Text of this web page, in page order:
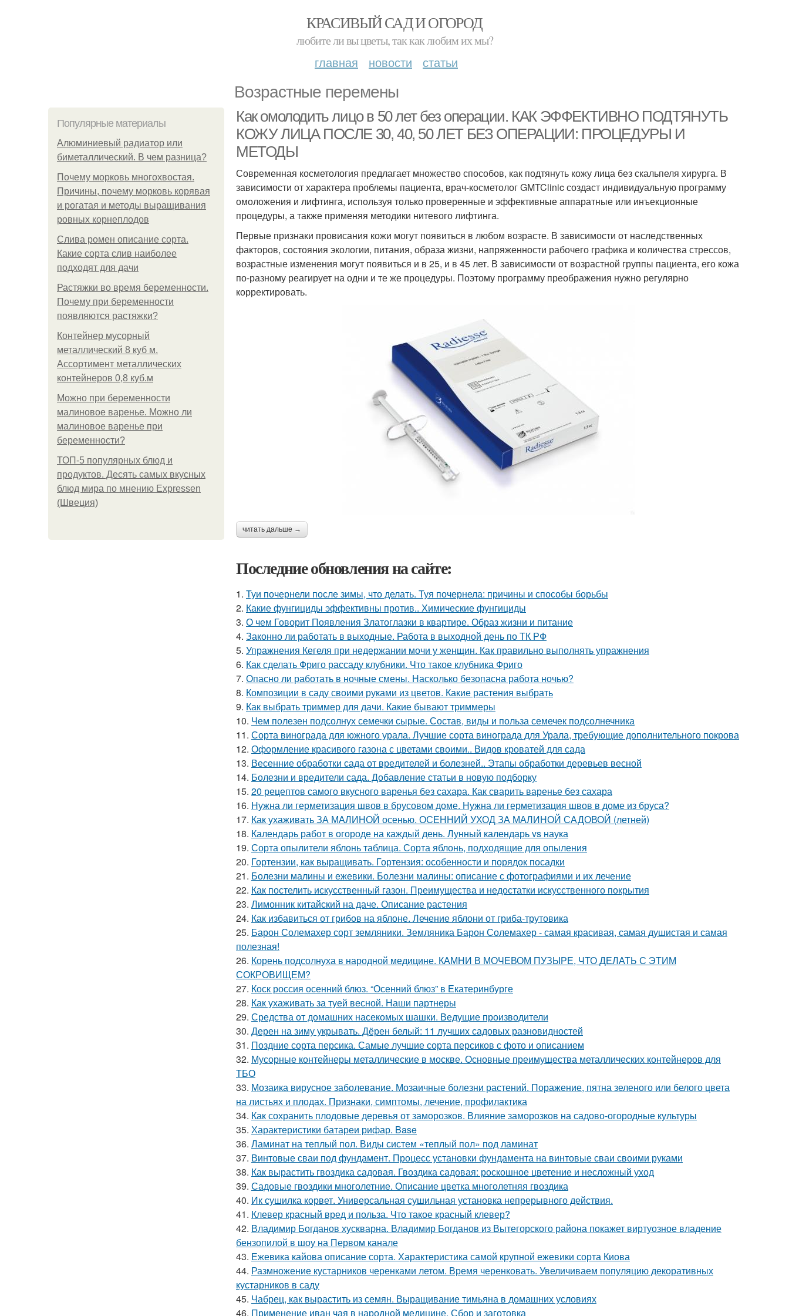
КРАСИВЫЙ САД И ОГОРОД
любите ли вы цветы, так как любим их мы?
главная новости статьи
Возрастные перемены
Популярные материалы
Алюминиевый радиатор или
биметаллический. В чем разница?
Почему морковь многохвостая.
Причины, почему морковь корявая
и рогатая и методы выращивания
ровных корнеплодов
Слива ромен описание сорта.
Какие сорта слив наиболее
подходят для дачи
Растяжки во время беременности.
Почему при беременности
появляются растяжки?
Контейнер мусорный
металлический 8 куб м.
Ассортимент металлических
контейнеров 0,8 куб.м
Можно при беременности
малиновое варенье. Можно ли
малиновое варенье при
беременности?
ТОП-5 популярных блюд и
продуктов. Десять самых вкусных
блюд мира по мнению Expressen
(Швеция)
Как омолодить лицо в 50 лет без операции. КАК ЭФФЕКТИВНО ПОДТЯНУТЬ
КОЖУ ЛИЦА ПОСЛЕ 30, 40, 50 ЛЕТ БЕЗ ОПЕРАЦИИ: ПРОЦЕДУРЫ И
МЕТОДЫ
Современная косметология предлагает множество способов, как подтянуть кожу лица без скальпеля хирурга. В
зависимости от характера проблемы пациента, врач-косметолог GMTClinic создаст индивидуальную программу
омоложения и лифтинга, используя только проверенные и эффективные аппаратные или инъекционные
процедуры, а также применяя методики нитевого лифтинга.
Первые признаки провисания кожи могут появиться в любом возрасте. В зависимости от наследственных
факторов, состояния экологии, питания, образа жизни, напряженности рабочего графика и количества стрессов,
возрастные изменения могут появиться и в 25, и в 45 лет. В зависимости от возрастной группы пациента, его кожа
по-разному реагирует на одни и те же процедуры. Поэтому программу преображения нужно регулярно
корректировать.
читать дальше →
Последние обновления на сайте:
1. Туи почернели после зимы, что делать. Туя почернела: причины и способы борьбы
2. Какие фунгициды эффективны против.. Химические фунгициды
3. О чем Говорит Появления Златоглазки в квартире. Образ жизни и питание
4. Законно ли работать в выходные. Работа в выходной день по ТК РФ
5. Упражнения Кегеля при недержании мочи у женщин. Как правильно выполнять упражнения
6. Как сделать Фриго рассаду клубники. Что такое клубника Фриго
7. Опасно ли работать в ночные смены. Насколько безопасна работа ночью?
8. Композиции в саду своими руками из цветов. Какие растения выбрать
9. Как выбрать триммер для дачи. Какие бывают триммеры
10. Чем полезен подсолнух семечки сырые. Состав, виды и польза семечек подсолнечника
11. Сорта винограда для южного урала. Лучшие сорта винограда для Урала, требующие дополнительного покрова
12. Оформление красивого газона с цветами своими.. Видов кроватей для сада
13. Весенние обработки сада от вредителей и болезней.. Этапы обработки деревьев весной
14. Болезни и вредители сада. Добавление статьи в новую подборку
15. 20 рецептов самого вкусного варенья без сахара. Как сварить варенье без сахара
16. Нужна ли герметизация швов в брусовом доме. Нужна ли герметизация швов в доме из бруса?
17. Как ухаживать ЗА МАЛИНОЙ осенью. ОСЕННИЙ УХОД ЗА МАЛИНОЙ САДОВОЙ (летней)
18. Календарь работ в огороде на каждый день. Лунный календарь vs наука
19. Сорта опылители яблонь таблица. Сорта яблонь, подходящие для опыления
20. Гортензии, как выращивать. Гортензия: особенности и порядок посадки
21. Болезни малины и ежевики. Болезни малины: описание с фотографиями и их лечение
22. Как постелить искусственный газон. Преимущества и недостатки искусственного покрытия
23. Лимонник китайский на даче. Описание растения
24. Как избавиться от грибов на яблоне. Лечение яблони от гриба-трутовика
25. Барон Солемахер сорт земляники. Земляника Барон Солемахер - самая красивая, самая душистая и самая
полезная!
26. Корень подсолнуха в народной медицине. КАМНИ В МОЧЕВОМ ПУЗЫРЕ, ЧТО ДЕЛАТЬ С ЭТИМ
СОКРОВИЩЕМ?
27. Коск россия осенний блюз. “Осенний блюз” в Екатеринбурге
28. Как ухаживать за туей весной. Наши партнеры
29. Средства от домашних насекомых шашки. Ведущие производители
30. Дерен на зиму укрывать. Дёрен белый: 11 лучших садовых разновидностей
31. Поздние сорта персика. Самые лучшие сорта персиков с фото и описанием
32. Мусорные контейнеры металлические в москве. Основные преимущества металлических контейнеров для
ТБО
33. Мозаика вирусное заболевание. Мозаичные болезни растений. Поражение, пятна зеленого или белого цвета
на листьях и плодах. Признаки, симптомы, лечение, профилактика
34. Как сохранить плодовые деревья от заморозков. Влияние заморозков на садово-огородные культуры
35. Характеристики батареи рифар. Base
36. Ламинат на теплый пол. Виды систем «теплый пол» под ламинат
37. Винтовые сваи под фундамент. Процесс установки фундамента на винтовые сваи своими руками
38. Как вырастить гвоздика садовая. Гвоздика садовая: роскошное цветение и несложный уход
39. Садовые гвоздики многолетние. Описание цветка многолетняя гвоздика
40. Ик сушилка корвет. Универсальная сушильная установка непрерывного действия.
41. Клевер красный вред и польза. Что такое красный клевер?
42. Владимир Богданов хускварна. Владимир Богданов из Вытегорского района покажет виртуозное владение
бензопилой в шоу на Первом канале
43. Ежевика кайова описание сорта. Характеристика самой крупной ежевики сорта Киова
44. Размножение кустарников черенками летом. Время черенковать. Увеличиваем популяцию декоративных
кустарников в саду
45. Чабрец, как вырастить из семян. Выращивание тимьяна в домашних условиях
46. Применение иван чая в народной медицине. Сбор и заготовка